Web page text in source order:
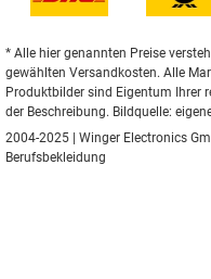
* Alle hier genannten Preise
gewählten Versandkosten. Alle
Produktbilder sind Eigentum Ihrer
der Beschreibung. Bildquelle:
2004-2025 | Winger Electronics
Berufsbekleidung